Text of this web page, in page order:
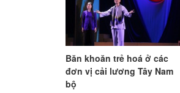
Băn khoăn trẻ hoá ở các
đơn vị cải lương Tây Nam
bộ